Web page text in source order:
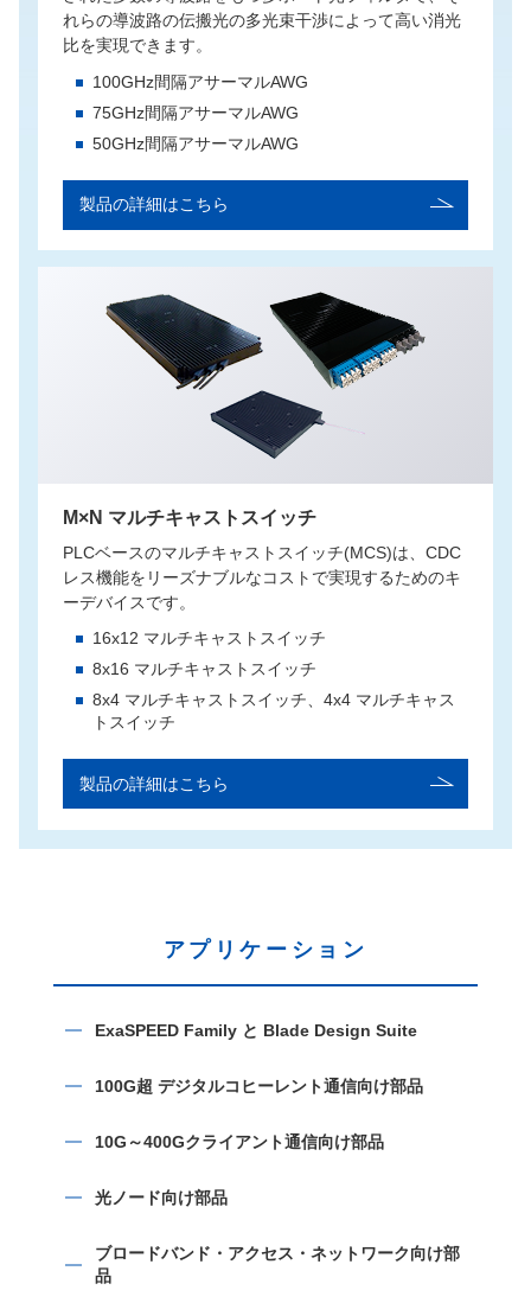
English
れらの導波路の伝搬光の多光束干渉によって高い消光
比を実現できます。
100GHz間隔アサーマルAWG
75GHz間隔アサーマルAWG
50GHz間隔アサーマルAWG
製品の詳細はこちら
M×N マルチキャストスイッチ
PLCベースのマルチキャストスイッチ(MCS)は、CDC
レス機能をリーズナブルなコストで実現するためのキ
ーデバイスです。
16x12 マルチキャストスイッチ
8x16 マルチキャストスイッチ
8x4 マルチキャストスイッチ、4x4 マルチキャス
トスイッチ
製品の詳細はこちら
アプリケーション
ExaSPEED Family と Blade Design Suite
100G超 デジタルコヒーレント通信向け部品
10G～400Gクライアント通信向け部品
光ノード向け部品
ブロードバンド・アクセス・ネットワーク向け部
品